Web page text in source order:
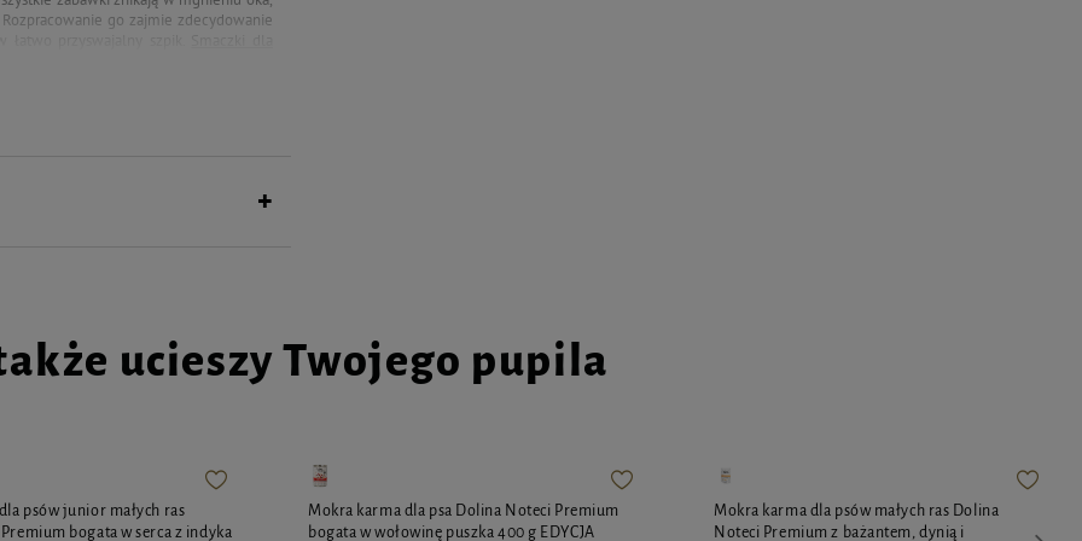
go zajmie zdecydowanie
spotykają się po raz pierwszy.
ucieszy Twojego pupila
psów junior małych ras
bogata w serca z indyka
Mokra karma dla psa Dolina Noteci Premium
bogata w wołowinę puszka 400 g EDYCJA
Mokra karma dla psów małych ras Dolina
Noteci Premium z bażantem, dynią i